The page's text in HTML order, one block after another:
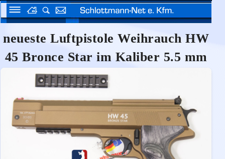
neueste Luftpistole Weihrauch HW
45 Bronce Star im Kaliber 5.5 mm